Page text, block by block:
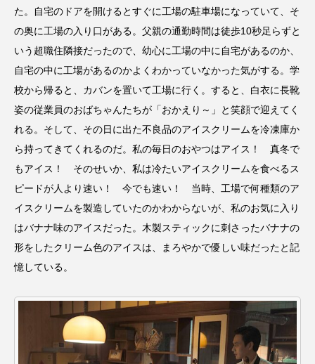
HONEY FM IT’S OKAY！ J-POP
LATE SHIFT Let's 追求 The 牛肉
lets追求the牛肉 LOST LAND
MOCOコレクション オムニバス
Playground/校庭 ROKKO 森の音ミュージアム
ROKKO森の音ミュージアム Rooting Aroma
SAKDAC HARMO
SDGs・タイプスマート農業推進プロジェクト関西学院
AgriNOVA
SIKIガーデン Autumn Season
た。自宅のドアを開けるとすぐに工場の駐車場になっていて、そ
の奥に工場の入り口がある。父親の通勤時間は徒歩10秒足らずと
いう超職住隣接だったので、幼心に工場の中に自宅があるのか、
自宅の中に工場があるのかよくわかっていなかった気がする。学
校から帰ると、カバンを置いて工場に行く。すると、白衣に長靴
姿の従業員のおばちゃんたちが「おかえり～」と笑顔で迎えてく
れる。そして、その日に出た不良品のアイスクリームを冷凍庫か
ら持ってきてくれるのだ。私の毎日のおやつはアイス！ 真冬で
もアイス！ そのせいか、私は冷たいアイスクリームを食べるス
ピードが人より速い！ 今でも速い！ 当時、工場で何種類のア
イスクリームを製造していたのかわからないが、私のお気に入り
はバナナ味のアイスだった。木製スティックに刺さったバナナの
形をしたクリーム色のアイスは、まろやかで優しい味だったと記
憶している。